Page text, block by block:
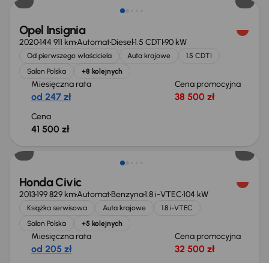
Opel Insignia
2020144 911 kmAutomatDiesel1.5 CDTI90 kW
Od pierwszego właściciela Auta krajowe
1.5 CDTI
Salon Polska
+8 kolejnych
Miesięczna rata
od 247 zł
Cena promocyjna
38 500 zł
Cena
41 500 zł
Taniej o 1 500 zł
Honda Civic
2013199 829 kmAutomatBenzyna1.8 i-VTEC104 kW
Książka serwisowa Auta krajowe
1.8 i-VTEC
Salon Polska
+5 kolejnych
Miesięczna rata
od 205 zł
Cena promocyjna
32 500 zł